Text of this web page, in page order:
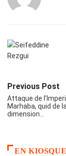
Previous Post
Attaque de
Marhaba, quid de
dimension…
EN KIOSQUE